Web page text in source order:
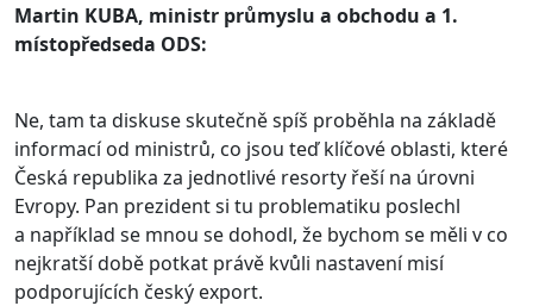
Martin KUBA, ministr průmyslu a obchodu a 1.
místopředseda ODS:
Ne, tam ta diskuse skutečně spíš proběhla na základě
informací od ministrů, co jsou teď klíčové oblasti, které
Česká republika za jednotlivé resorty řeší na úrovni
Evropy. Pan prezident si tu problematiku poslechl
a například se mnou se dohodl, že bychom se měli v co
nejkratší době potkat právě kvůli nastavení misí
podporujících český export.